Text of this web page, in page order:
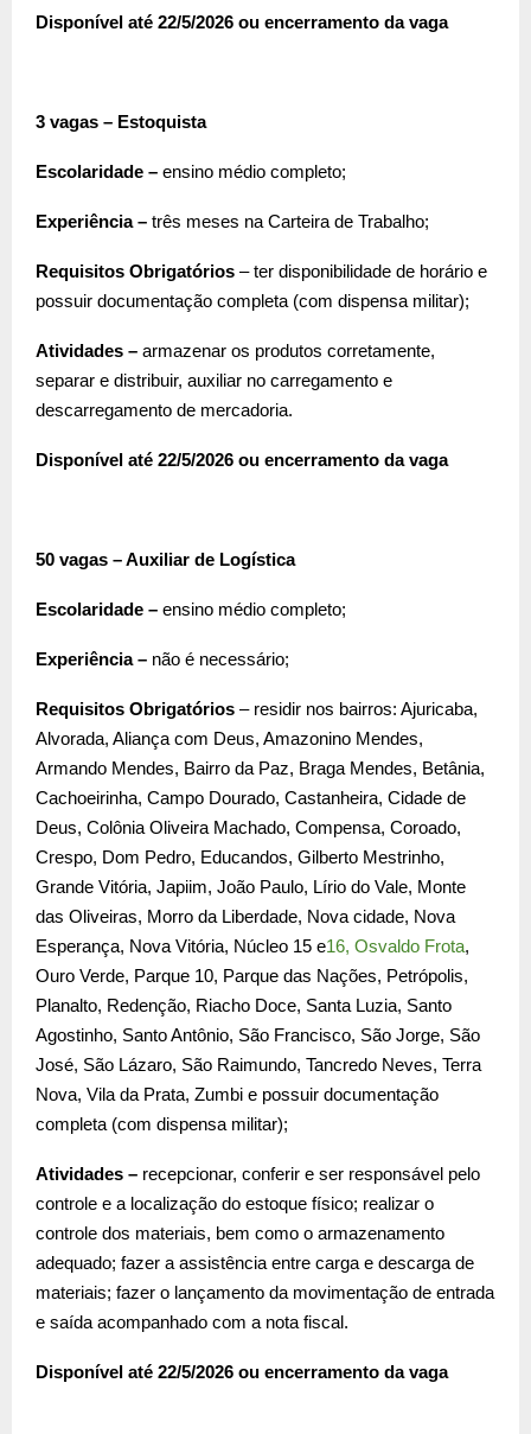
Disponível até 22/5/2026 ou encerramento da vaga
3 vagas – Estoquista
Escolaridade – ensino médio completo;
Experiência – três meses na Carteira de Trabalho;
Requisitos Obrigatórios – ter disponibilidade de horário e
possuir documentação completa (com dispensa militar);
Atividades – armazenar os produtos corretamente,
separar e distribuir, auxiliar no carregamento e
descarregamento de mercadoria.
Disponível até 22/5/2026 ou encerramento da vaga
50 vagas – Auxiliar de Logística
Escolaridade – ensino médio completo;
Experiência – não é necessário;
Requisitos Obrigatórios – residir nos bairros: Ajuricaba,
Alvorada, Aliança com Deus, Amazonino Mendes,
Armando Mendes, Bairro da Paz, Braga Mendes, Betânia,
Cachoeirinha, Campo Dourado, Castanheira, Cidade de
Deus, Colônia Oliveira Machado, Compensa, Coroado,
Crespo, Dom Pedro, Educandos, Gilberto Mestrinho,
Grande Vitória, Japiim, João Paulo, Lírio do Vale, Monte
das Oliveiras, Morro da Liberdade, Nova cidade, Nova
Esperança, Nova Vitória, Núcleo 15 e16, Osvaldo Frota,
Ouro Verde, Parque 10, Parque das Nações, Petrópolis,
Planalto, Redenção, Riacho Doce, Santa Luzia, Santo
Agostinho, Santo Antônio, São Francisco, São Jorge, São
José, São Lázaro, São Raimundo, Tancredo Neves, Terra
Nova, Vila da Prata, Zumbi e possuir documentação
completa (com dispensa militar);
Atividades – recepcionar, conferir e ser responsável pelo
controle e a localização do estoque físico; realizar o
controle dos materiais, bem como o armazenamento
adequado; fazer a assistência entre carga e descarga de
materiais; fazer o lançamento da movimentação de entrada
e saída acompanhado com a nota fiscal.
Disponível até 22/5/2026 ou encerramento da vaga